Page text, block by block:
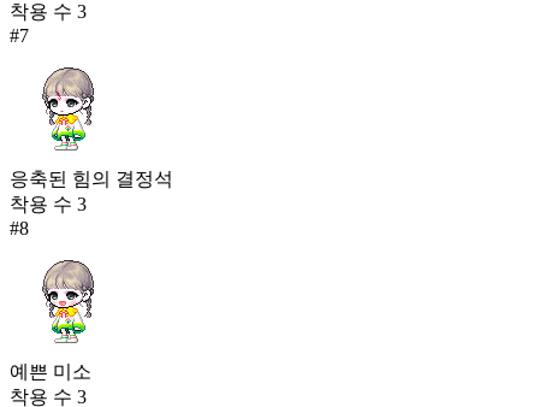
착용 수 3
#7
응축된 힘의 결정석
착용 수 3
#8
예쁜 미소
착용 수 3